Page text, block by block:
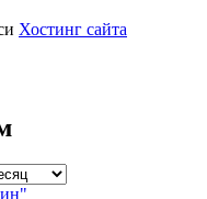
Хостинг сайта